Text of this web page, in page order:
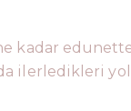
kadar
ilerledikleri yol